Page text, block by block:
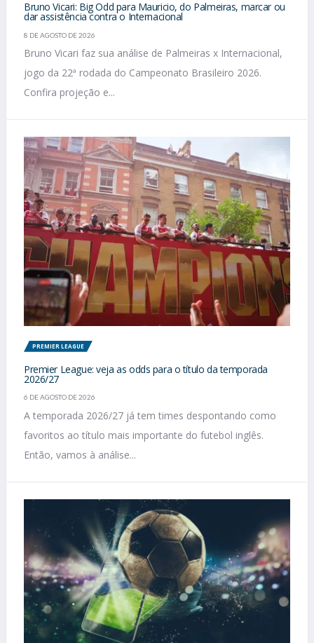
Bruno Vicari: Big Odd para Mauricio, do Palmeiras, marcar ou
dar assistência contra o Internacional
8 DE AGOSTO DE 2026
Bruno Vicari faz sua análise de Palmeiras x Internacional,
jogo da 22ª rodada do Campeonato Brasileiro 2026.
Confira projeção e...
PREMIER LEAGUE
Premier League: veja as odds para o título da temporada
2026/27
6 DE AGOSTO DE 2026
A temporada 2026/27 já tem times despontando como
favoritos ao título mais importante do futebol inglês.
Então, vamos à análise...